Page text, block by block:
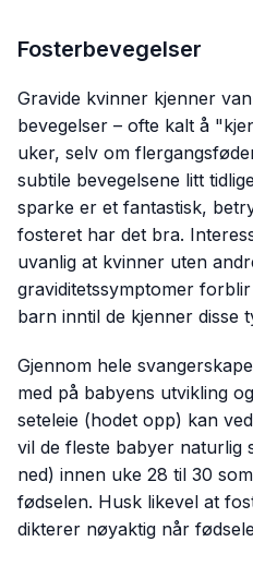
Fosterbevegelser
Gravide kvinner kjenner
bevegelser – ofte kalt å
uker, selv om
subtile bevegelsene litt
sparke er et fantastisk,
fosteret har det bra.
uvanlig at kvinner uten
graviditetssymptomer
barn inntil de kjenner disse
Gjennom hele
med på babyens utvikling
seteleie (hodet opp) kan
vil de fleste babyer naturlig
ned) innen uke 28 til 30
fødselen. Husk likevel at
dikterer nøyaktig når